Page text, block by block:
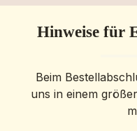
Hinweise für
Beim
uns in einem